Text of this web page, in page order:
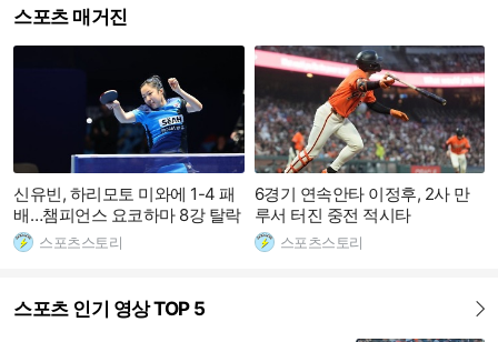
스포츠 매거진
신유빈, 하리모토 미와에 1-4 패
배…챔피언스 요코하마 8강 탈락
스포츠스토리
6경기 연속안타 이정후, 2사 만
루서 터진 중전 적시타
스포츠스토리
스포츠 인기 영상 TOP 5